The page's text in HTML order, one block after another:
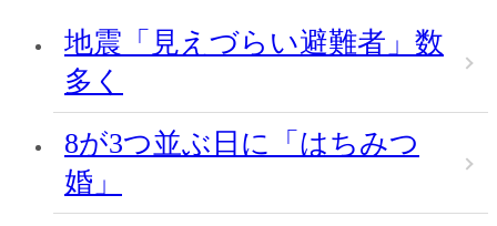
地震「見えづらい避難者」数
多く
8が3つ並ぶ日に「はちみつ
婚」